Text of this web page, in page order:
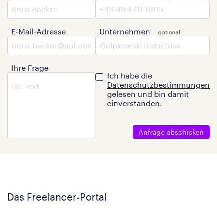
E-Mail-Adresse
Ihre Frage
Unternehmen
Ich habe die
Datenschutzbestimmungen
gelesen und bin damit
einverstanden.
Anfrage abschicken
Das Freelancer-Portal